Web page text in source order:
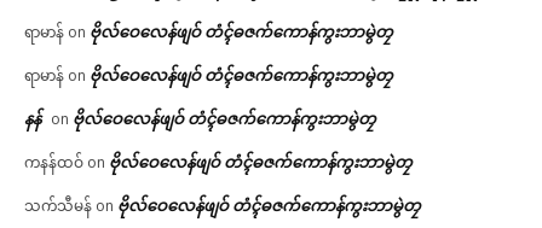
ရာမာန် on ဗိုလ်ဝေလေန်ဖျဝ် တံၚ်ဓဇက်ကောန်ကွးဘာမွဲတၠ
ရာမာန် on ဗိုလ်ဝေလေန်ဖျဝ် တံၚ်ဓဇက်ကောန်ကွးဘာမွဲတၠ
နန် on ဗိုလ်ဝေလေန်ဖျဝ် တံၚ်ဓဇက်ကောန်ကွးဘာမွဲတၠ
ကနန်ထဝ် on ဗိုလ်ဝေလေန်ဖျဝ် တံၚ်ဓဇက်ကောန်ကွးဘာမွဲတၠ
သက်သီမန် on ဗိုလ်ဝေလေန်ဖျဝ် တံၚ်ဓဇက်ကောန်ကွးဘာမွဲတၠ